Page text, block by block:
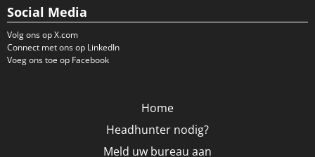
Social Media
Volg ons op X.com
Connect met ons op LinkedIn
Voeg ons toe op Facebook
Home
Headhunter nodig?
Meld uw bureau aan